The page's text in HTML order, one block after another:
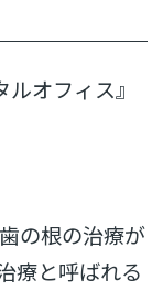
オフィス』
の根の治療が
療と呼ばれる